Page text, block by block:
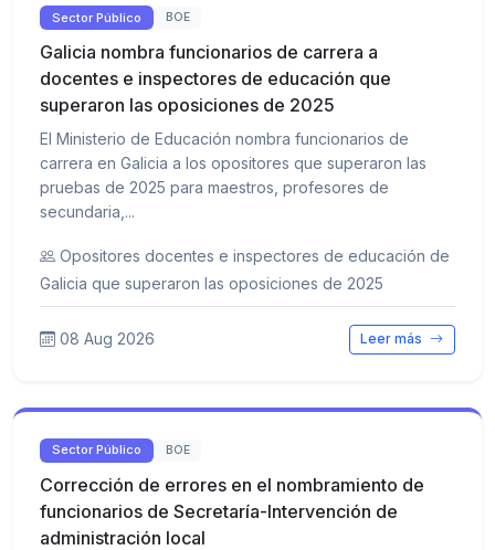
Sector Público BOE
Galicia nombra funcionarios de carrera a
docentes e inspectores de educación que
superaron las oposiciones de 2025
El Ministerio de Educación nombra funcionarios de
carrera en Galicia a los opositores que superaron las
pruebas de 2025 para maestros, profesores de
secundaria,...
Opositores docentes e inspectores de educación de
Galicia que superaron las oposiciones de 2025
08 Aug 2026 Leer más
Sector Público BOE
Corrección de errores en el nombramiento de
funcionarios de Secretaría-Intervención de
administración local